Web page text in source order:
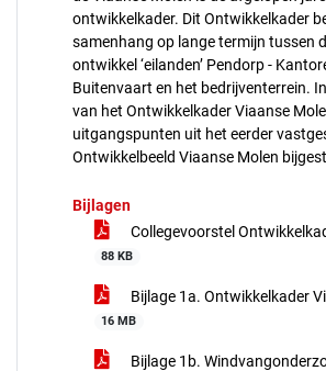
ontwikkelkader. Dit Ontwikkelkader
samenhang op lange termijn tussen
ontwikkel ‘eilanden’ Pendorp -
Buitenvaart en het bedrijventerrein.
van het Ontwikkelkader Viaanse
uitgangspunten uit het eerder
Ontwikkelbeeld Viaanse Molen
Bijlagen
Collegevoorstel
88 KB
Bijlage 1a. Ontwikkelkader
16 MB
Bijlage 1b.